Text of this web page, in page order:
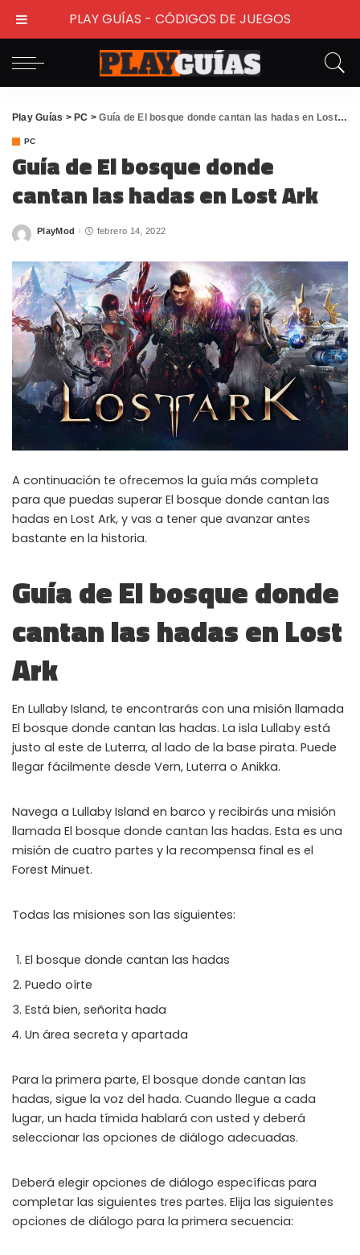
WHY JOIN THE CHANNEL?
ALL PERKS — ZERO NOISE • 100% FREE
COLLAPSE
100% FREE to join
No subscription, no credit card required — ever
Get exclusive codes and strategies before anyone else
Limited-time game codes
Temporary download keys — grab them fast, they expire
Steam Games Giveaways
Global contests to win full Steam games & gift cards
Instant Telegram Delivery
Everything arrives directly — faster than websites or email
Global Community
Join gamers worldwide and get real-time alerts
Play Guías > PC >Guía de El bosque donde cantan las hadas en Lost Ark
PC
Guía de El bosque donde
cantan las hadas en Lost Ark
Posted
PlayMod febrero 14, 2022
A continuación te ofrecemos la guía más completa
para que puedas superar El bosque donde cantan las
hadas en Lost Ark, y vas a tener que avanzar antes
bastante en la historia.
Guía de El bosque donde
cantan las hadas en Lost
Ark
En Lullaby Island, te encontrarás con una misión llamada
El bosque donde cantan las hadas. La isla Lullaby está
justo al este de Luterra, al lado de la base pirata. Puede
llegar fácilmente desde Vern, Luterra o Anikka.
Navega a Lullaby Island en barco y recibirás una misión
llamada El bosque donde cantan las hadas. Esta es una
misión de cuatro partes y la recompensa final es el
Forest Minuet.
Todas las misiones son las siguientes:
El bosque donde cantan las hadas
Puedo oírte
Está bien, señorita hada
Un área secreta y apartada
Para la primera parte, El bosque donde cantan las
hadas, sigue la voz del hada. Cuando llegue a cada
lugar, un hada tímida hablará con usted y deberá
seleccionar las opciones de diálogo adecuadas.
Deberá elegir opciones de diálogo específicas para
completar las siguientes tres partes. Elija las siguientes
opciones de diálogo para la primera secuencia:
PLAY GUÍAS - CÓDIGOS DE JUEGOS